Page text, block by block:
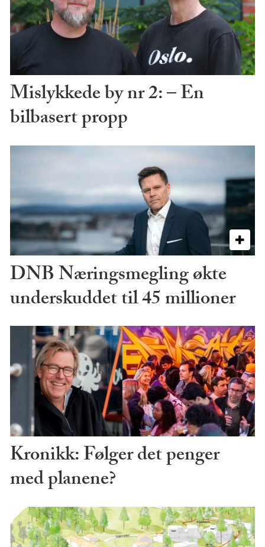
Mislykkede by nr 2: – En
bilbasert propp
DNB Næringsmegling økte
underskuddet til 45 millioner
Kronikk: Følger det penger
med planene?